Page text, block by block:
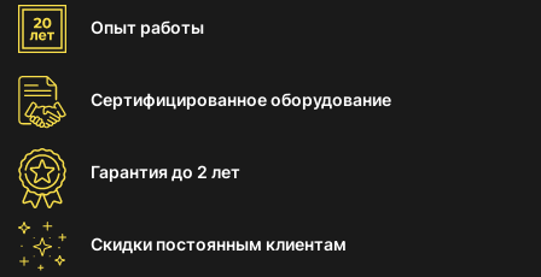
Опыт работы
Сертифицированноеоборудование
Гарантиядо 2 лет
Скидки постоянным клиентам